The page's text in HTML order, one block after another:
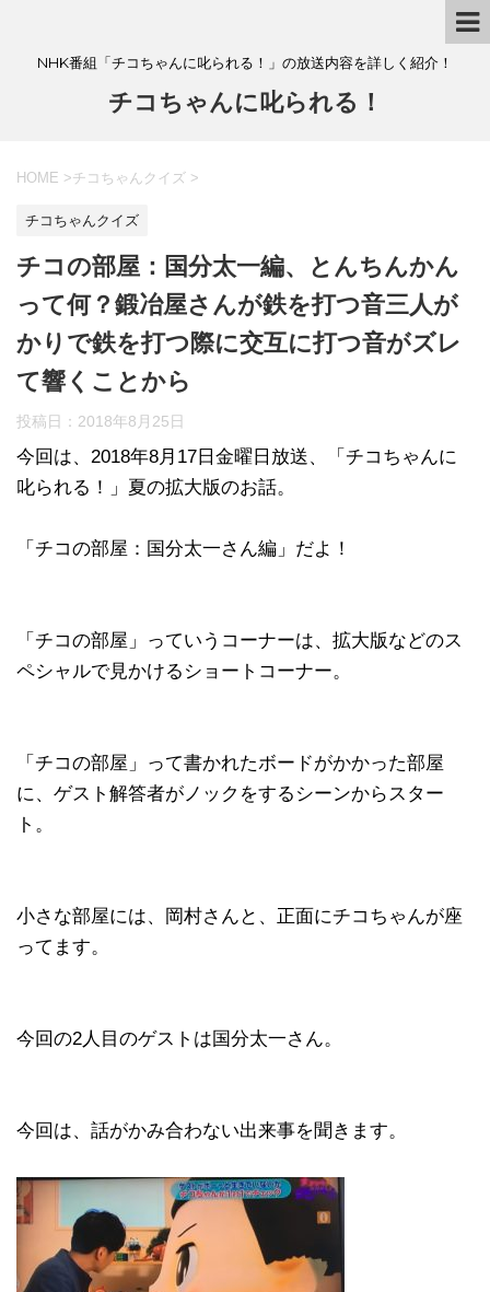
NHK番組「チコちゃんに叱られる！」の放送内容を詳しく紹介！
チコちゃんに叱られる！
HOME >チコちゃんクイズ >
チコちゃんクイズ
チコの部屋：国分太一編、とんちんかん
って何？鍛冶屋さんが鉄を打つ音三人が
かりで鉄を打つ際に交互に打つ音がズレ
て響くことから
投稿日： 2018年8月25日
今回は、2018年8月17日金曜日放送、「チコちゃんに
叱られる！」夏の拡大版のお話。
「チコの部屋：国分太一さん編」だよ！
「チコの部屋」っていうコーナーは、拡大版などのス
ペシャルで見かけるショートコーナー。
「チコの部屋」って書かれたボードがかかった部屋
に、ゲスト解答者がノックをするシーンからスター
ト。
小さな部屋には、岡村さんと、正面にチコちゃんが座
ってます。
今回の2人目のゲストは国分太一さん。
今回は、話がかみ合わない出来事を聞きます。